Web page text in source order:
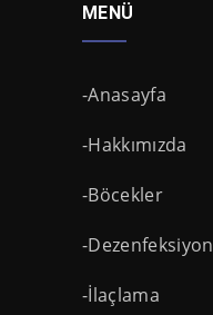
MENÜ
-Anasayfa
-Hakkımızda
-Böcekler
-Dezenfeksiyon
-İlaçlama